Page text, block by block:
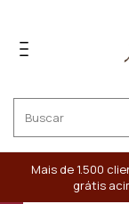
Mais de 1.500
grátis